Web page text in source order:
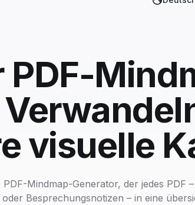
PDF-
visuelle
Mindmap-Generator, der jedes PDF –
Besprechungsnotizen – in eine